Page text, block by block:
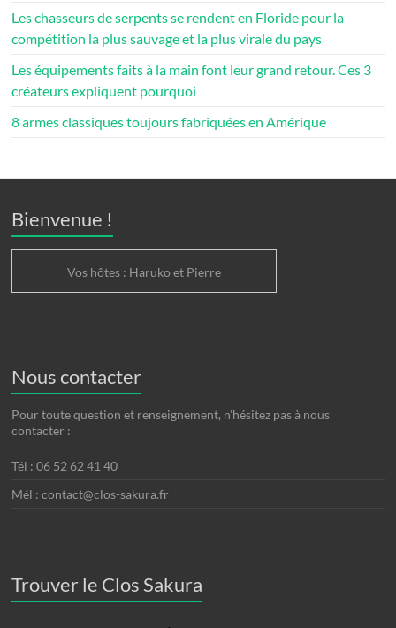
Les chasseurs de serpents se rendent en Floride pour la
compétition la plus sauvage et la plus virale du pays
Les équipements faits à la main font leur grand retour. Ces 3
créateurs expliquent pourquoi
8 armes classiques toujours fabriquées en Amérique
Bienvenue !
Vos hôtes : Haruko et Pierre
Nous contacter
Pour toute question et renseignement, n’hésitez pas à nous
contacter :
Tél : 06 52 62 41 40
Mél : contact@clos-sakura.fr
Trouver le Clos Sakura